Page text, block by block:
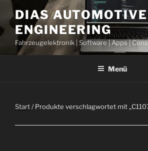
Zum
Inhalt
springen
DIAS AUTOMOTIVE
ENGINEERING
Fahrzeugelektronik | Software | Apps |
Menü
Start/ Produkte verschlagwortet mit